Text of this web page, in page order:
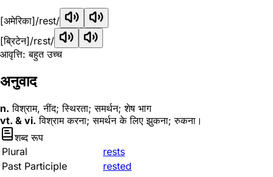
[अमेरिका]/rest/
[ब्रिटेन]/rɛst/
आवृत्ति: बहुत उच्च
अनुवाद
n. विश्राम, नींद; स्थिरता; समर्थन; शेष भाग
vt. & vi. विश्राम करना; समर्थन के लिए झुकना; रुकना।
शब्द रूप
Plural
rests
Past Participle
rested